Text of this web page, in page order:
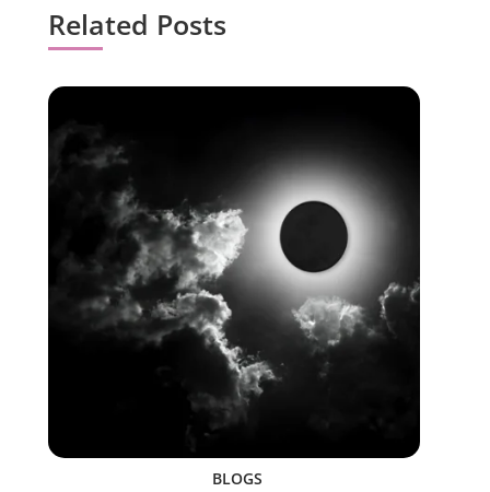
Related Posts
BLOGS